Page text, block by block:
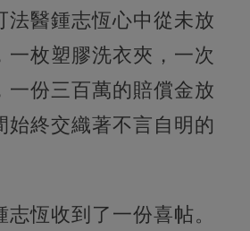
法醫鍾志恆心中從未放
一枚塑膠洗衣夾，一次
一份三百萬的賠償金放
始終交織著不言自明的
恆收到了一份喜帖。